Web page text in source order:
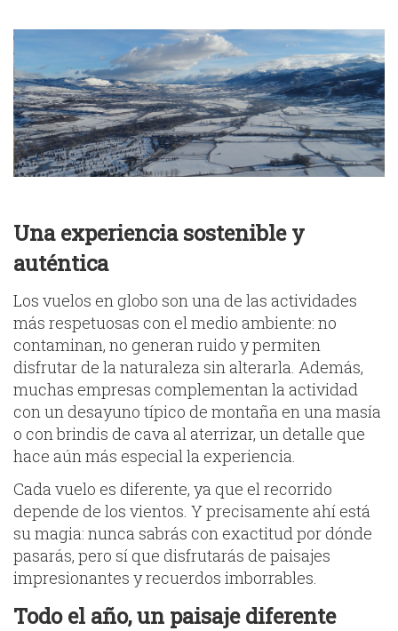
Una experiencia sostenible y
auténtica
Los vuelos en globo son una de las actividades
más respetuosas con el medio ambiente: no
contaminan, no generan ruido y permiten
disfrutar de la naturaleza sin alterarla. Además,
muchas empresas complementan la actividad
con un desayuno típico de montaña en una masía
o con brindis de cava al aterrizar, un detalle que
hace aún más especial la experiencia.
Cada vuelo es diferente, ya que el recorrido
depende de los vientos. Y precisamente ahí está
su magia: nunca sabrás con exactitud por dónde
pasarás, pero sí que disfrutarás de paisajes
impresionantes y recuerdos imborrables.
Todo el año, un paisaje diferente